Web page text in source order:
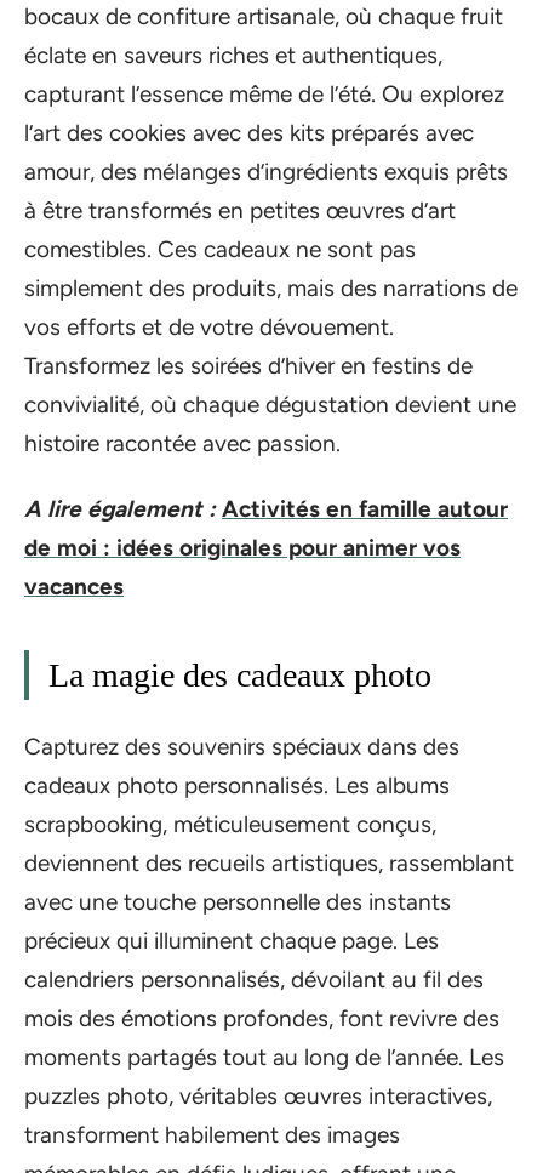
bocaux de confiture artisanale, où chaque fruit
éclate en saveurs riches et authentiques,
capturant l’essence même de l’été. Ou explorez
l’art des cookies avec des kits préparés avec
amour, des mélanges d’ingrédients exquis prêts
à être transformés en petites œuvres d’art
comestibles. Ces cadeaux ne sont pas
simplement des produits, mais des narrations de
vos efforts et de votre dévouement.
Transformez les soirées d’hiver en festins de
convivialité, où chaque dégustation devient une
histoire racontée avec passion.
A lire également : Activités en famille autour
de moi : idées originales pour animer vos
vacances
La magie des cadeaux photo
Capturez des souvenirs spéciaux dans des
cadeaux photo personnalisés. Les albums
scrapbooking, méticuleusement conçus,
deviennent des recueils artistiques, rassemblant
avec une touche personnelle des instants
précieux qui illuminent chaque page. Les
calendriers personnalisés, dévoilant au fil des
mois des émotions profondes, font revivre des
moments partagés tout au long de l’année. Les
puzzles photo, véritables œuvres interactives,
transforment habilement des images